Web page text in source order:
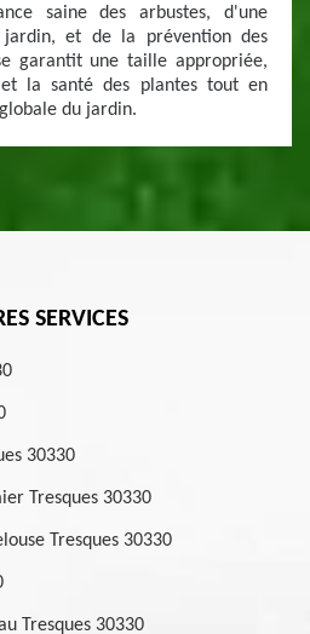
saine des arbustes, d'une
jardin, et de la prévention des
garantit une taille appropriée,
la santé des plantes tout en
du jardin.
SERVICES
30330
Tresques 30330
Tresques 30330
Tresques 30330